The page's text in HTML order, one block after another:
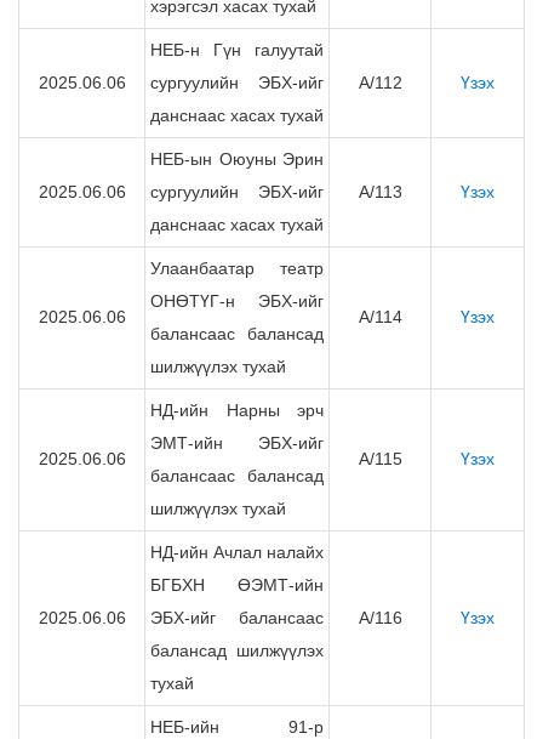
хэрэгсэл хасах тухай
2025.06.06
НЕБ-н Гүн галуутай
сургуулийн ЭБХ-ийг
данснаас хасах тухай
А/112 Үзэх
2025.06.06
НЕБ-ын Оюуны Эрин
сургуулийн ЭБХ-ийг
данснаас хасах тухай
А/113 Үзэх
2025.06.06
Улаанбаатар театр
ОНӨТҮГ-н ЭБХ-ийг
балансаас балансад
шилжүүлэх тухай
А/114 Үзэх
2025.06.06
НД-ийн Нарны эрч
ЭМТ-ийн ЭБХ-ийг
балансаас балансад
шилжүүлэх тухай
А/115 Үзэх
2025.06.06
НД-ийн Ачлал налайх
БГБХН ӨЭМТ-ийн
ЭБХ-ийг балансаас
балансад шилжүүлэх
тухай
А/116 Үзэх
НЕБ-ийн 91-р